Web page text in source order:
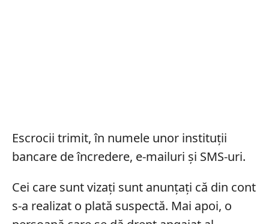
Escrocii trimit, în numele unor instituții
bancare de încredere, e-mailuri și SMS-uri.
Cei care sunt vizați sunt anunțați că din cont
s-a realizat o plată suspectă. Mai apoi, o